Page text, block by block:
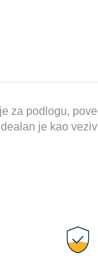
za podlogu,
je kao